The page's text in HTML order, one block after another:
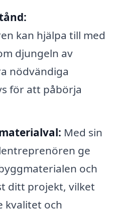
kan hjälpa till med
djungeln av
nödvändiga
för att påbörja
Med sin
ge
och
ditt projekt, vilket
kvalitet och